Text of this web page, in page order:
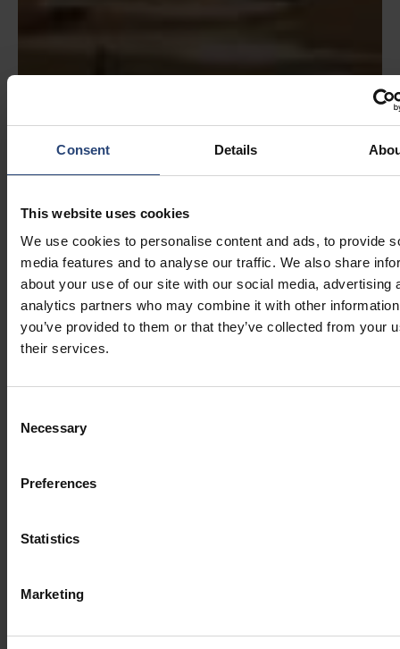
Consent Details
This website uses cookies
We use cookies to personalise content and ads, to provide
media features and to analyse our traffic. We also share
about your use of our site with our social media, advertising
analytics partners who may combine it with other
you’ve provided to them or that they’ve collected from your
their services.
Selection
Necessary
Preferences
Statistics
Marketing